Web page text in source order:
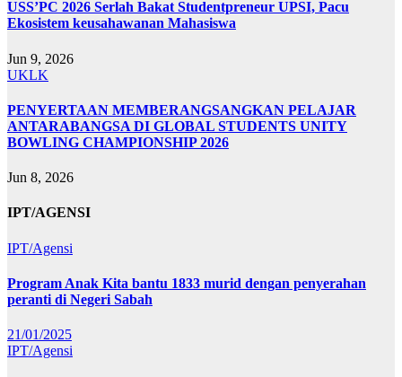
USS’PC 2026 Serlah Bakat Studentpreneur UPSI, Pacu
Ekosistem keusahawanan Mahasiswa
Jun 9, 2026
UKLK
PENYERTAAN MEMBERANGSANGKAN PELAJAR
ANTARABANGSA DI GLOBAL STUDENTS UNITY
BOWLING CHAMPIONSHIP 2026
Jun 8, 2026
IPT/AGENSI
IPT/Agensi
Program Anak Kita bantu 1833 murid dengan penyerahan
peranti di Negeri Sabah
21/01/2025
IPT/Agensi